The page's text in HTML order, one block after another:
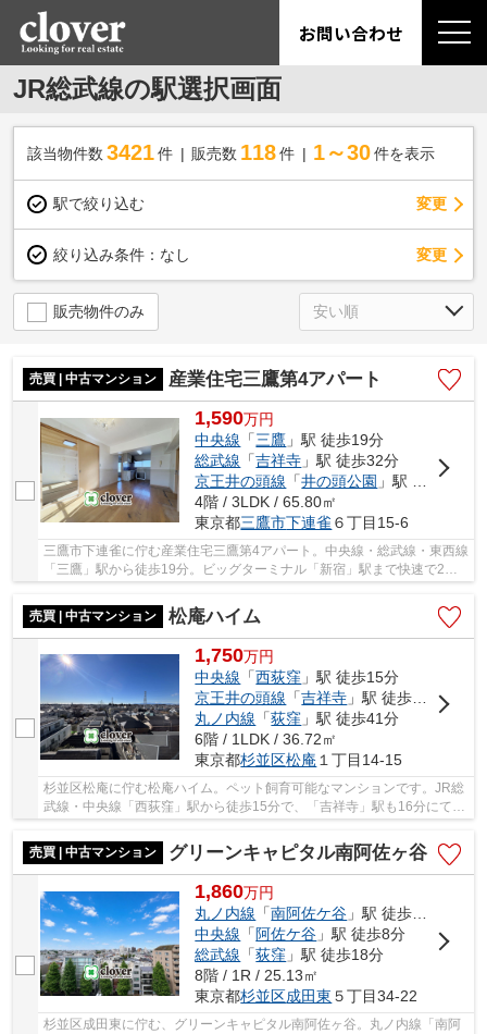
お問い合わせ
JR総武線の駅選択画面
該当物件数 3421件 販売数 118 件 1～30 件を表示
駅で絞り込む 変更
絞り込み条件： なし 変更
販売物件のみ
売買 | 中古マンション 産業住宅三鷹第4アパート
1,590万円
中央線 「三鷹 」駅 徒歩19分
総武線 「吉祥寺 」駅 徒歩32分
京王井の頭線 「井の頭公園 」駅 徒歩29分
4階 / 3LDK / 65.80㎡
東京都三鷹市下連雀 ６丁目15-6
三鷹市下連雀に佇む産業住宅三鷹第4アパート。中央線・総武線・東西線
「三鷹」駅から徒歩19分。ビッグターミナル「新宿」駅まで快速で2
駅、乗車時間約14分でアクセス可能。駅周辺は大...
売買 | 中古マンション
松庵ハイム
1,750万円
中央線 「西荻窪 」駅 徒歩15分
京王井の頭線 「吉祥寺 」駅 徒歩16分
丸ノ内線 「荻窪 」駅 徒歩41分
6階 / 1LDK / 36.72㎡
東京都杉並区松庵 １丁目14-15
杉並区松庵に佇む松庵ハイム。ペット飼育可能なマンションです。JR総
武線・中央線「西荻窪」駅から徒歩15分で、「吉祥寺」駅も16分にて利
用可能。古くからの焦点が軒を連ねるノスタル...
売買 | 中古マンション
グリーンキャピタル南阿佐ヶ谷
1,860万円
丸ノ内線 「南阿佐ケ谷 」駅 徒歩3分
中央線 「 阿佐ケ谷 」駅 徒歩8分
総武線 「荻窪 」駅 徒歩18分
8階 / 1R / 25.13㎡
東京都杉並区成田東 ５丁目34-22
杉並区成田東に佇む、グリーンキャピタル南阿佐ヶ谷。丸ノ内線「南阿